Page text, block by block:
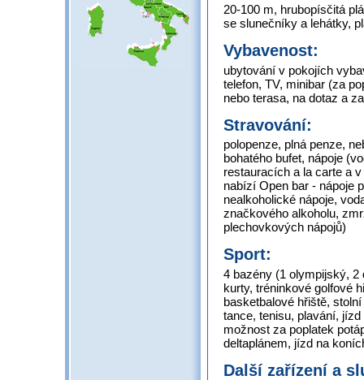
20-100 m, hrubopísčitá
se slunečníky a lehátky,
Vybavenost:
ubytování v pokojích
telefon, TV, minibar (za
nebo terasa, na dotaz a
Stravování:
polopenze, plná penze,
bohatého bufet, nápoje
restauracích a la carte a
nabízí Open bar - nápoje
nealkoholické nápoje,
značkového alkoholu,
plechovkových nápojů)
Sport:
4 bazény (1 olympijský,
kurty, tréninkové golfové
basketbalové hřiště,
tance, tenisu, plavání,
možnost za poplatek
deltaplánem, jízd na
Další zařízení a